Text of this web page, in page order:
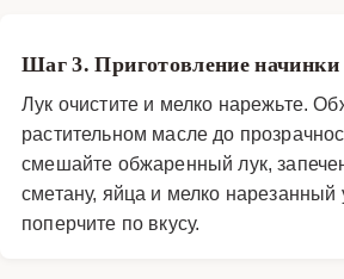
Шаг 3. Приготовление начинки
Лук очистите и мелко нарежьте.
растительном масле до
смешайте обжаренный лук,
сметану, яйца и мелко нарезанный
поперчите по вкусу.